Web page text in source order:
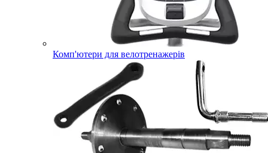
Комп'ютери для велотренажерів